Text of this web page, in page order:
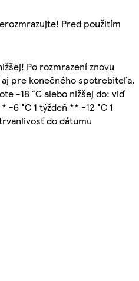
Pred použitím
Po rozmrazení znovu
pre konečného spotrebiteľa.
-18 °C alebo nižšej do: viď
-6 °C 1 týždeň ** -12 °C 1
do dátumu